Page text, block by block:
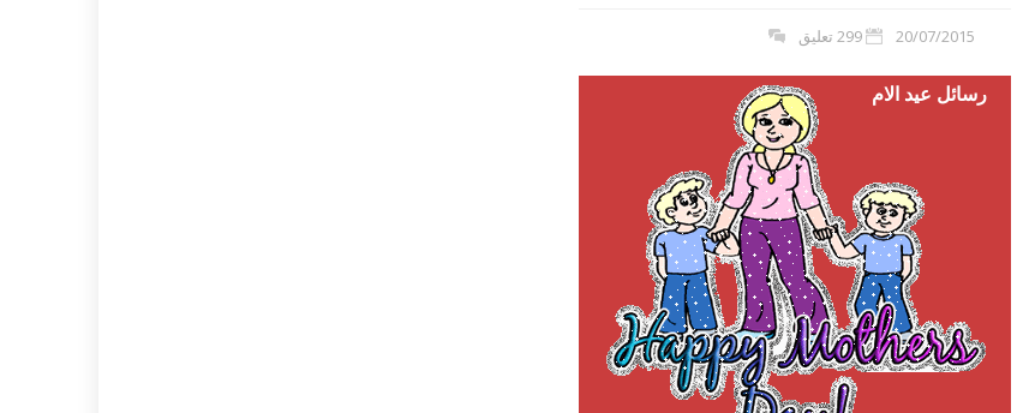
20/07/2015 299 تعليق
رسائل عيد الام